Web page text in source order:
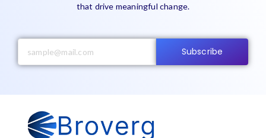
that drive meaningful change.
Subscribe